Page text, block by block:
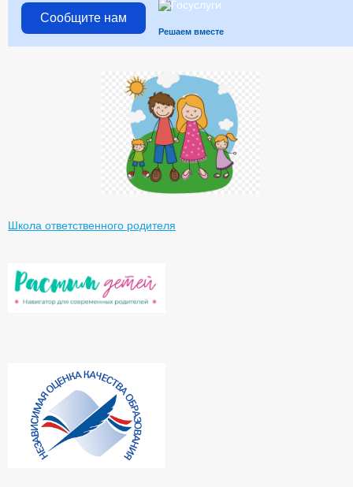
Сообщите нам
Решаем вместе
Школа ответственного родителя